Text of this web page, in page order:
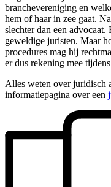
branchevereniging en
hem of haar in zee gaat.
slechter dan een
geweldige juristen. Maar
procedures mag hij
er dus rekening mee
Alles weten over juridisch
informatiepagina over een